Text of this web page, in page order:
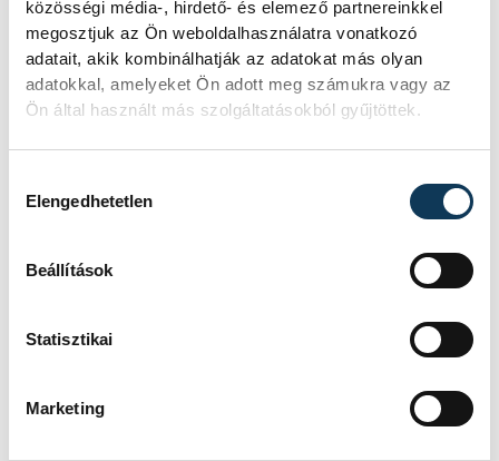
közösségi média-, hirdető- és elemező partnereinkkel
megosztjuk az Ön weboldalhasználatra vonatkozó
adatait, akik kombinálhatják az adatokat más olyan
adatokkal, amelyeket Ön adott meg számukra vagy az
Ön által használt más szolgáltatásokból gyűjtöttek.
Elengedhetetlen
Beállítások
Statisztikai
Marketing
SZERZŐ
vehir.hu